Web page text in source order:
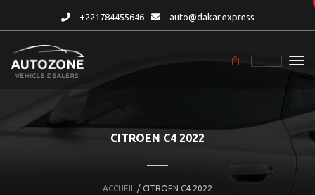
+221784455646 auto@dakar.express
CITROEN C4 2022
ACCUEIL / CITROEN C4 2022